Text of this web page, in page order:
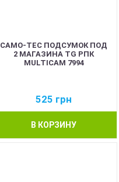
CAMO-TEC ПОДСУМОК ПОД
2 МАГАЗИНА TG РПК
MULTICAM 7994
525 грн
В КОРЗИНУ